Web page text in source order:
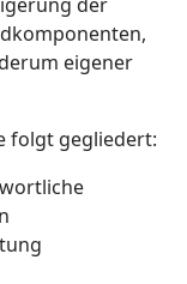
eigener
folgt gegliedert: